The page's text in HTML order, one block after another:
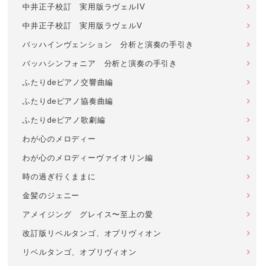
中井正子校訂 実用版ラヴェルIV
中井正子校訂 実用版ラヴェルV
バッハインヴェンション 分析と演奏の手引き
バッハシンフォニア 分析と演奏の手引き
ふたりdeピアノ交響曲編
ふたりdeピアノ協奏曲編
ふたりdeピアノ歌劇編
わが心のメロディー
わが心のメロディーヴァイオリン編
時の過ぎ行くままに
金髪のジェニー
アメイジング グレイス〜至上の愛
改訂版リベルタンゴ、オブリヴィオン
リベルタンゴ、オブリヴィオン